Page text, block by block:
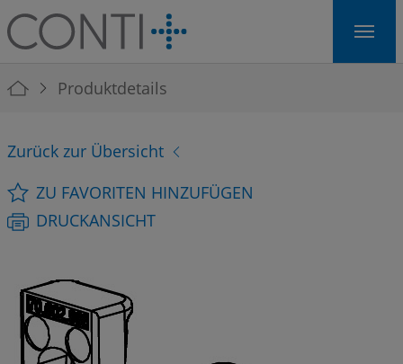
Skip to main navigation
Skip to main content
Skip to page footer
You are here:
Produktdetails
Zurück zur Übersicht
ZU FAVORITEN HINZUFÜGEN
DRUCKANSICHT